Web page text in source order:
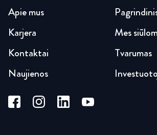
Mes
Tvarumas
Karjera
Kontaktai
Naujienos
Apie mus